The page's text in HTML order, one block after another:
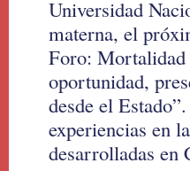
Universidad
materna, el
Foro: Mortalidad
oportunidad,
desde el
experiencias en
desarrolladas en